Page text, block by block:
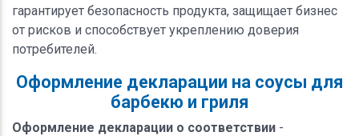
гарантирует безопасность продукта, защищает бизнес
от рисков и способствует укреплению доверия
потребителей.
Оформление декларации на соусы для
барбекю и гриля
Оформление декларации о соответствии -